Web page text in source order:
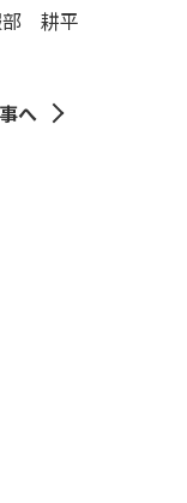
部 耕平
へ